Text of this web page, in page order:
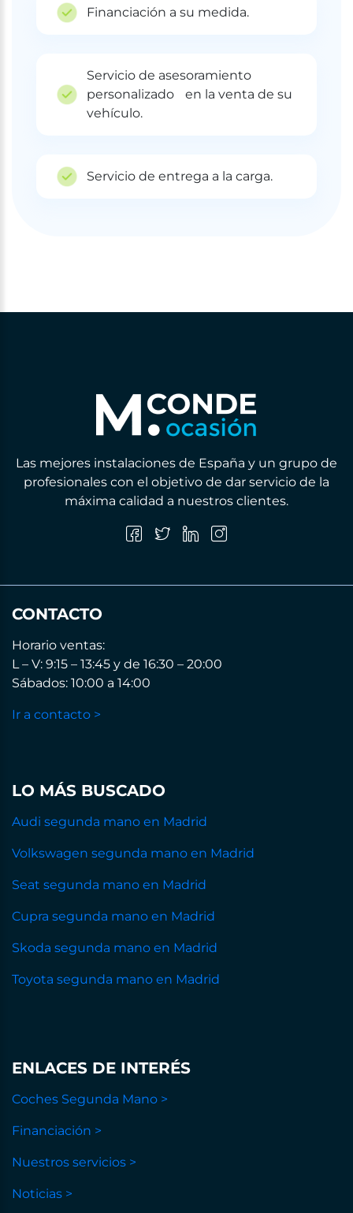
Financiación a su medida.
Servicio de asesoramiento
personalizado en la venta de su
vehículo.
Servicio de entrega a la carga.
Las mejores instalaciones de España y un grupo de
profesionales con el objetivo de dar servicio de la
máxima calidad a nuestros clientes.
CONTACTO
Horario ventas:
L – V: 9:15 – 13:45 y de 16:30 – 20:00
Sábados: 10:00 a 14:00
Ir a contacto >
LO MÁS BUSCADO
Audi segunda mano en Madrid
Volkswagen segunda mano en Madrid
Seat segunda mano en Madrid
Cupra segunda mano en Madrid
Skoda segunda mano en Madrid
Toyota segunda mano en Madrid
ENLACES DE INTERÉS
Coches Segunda Mano >
Financiación >
Nuestros servicios >
Noticias >